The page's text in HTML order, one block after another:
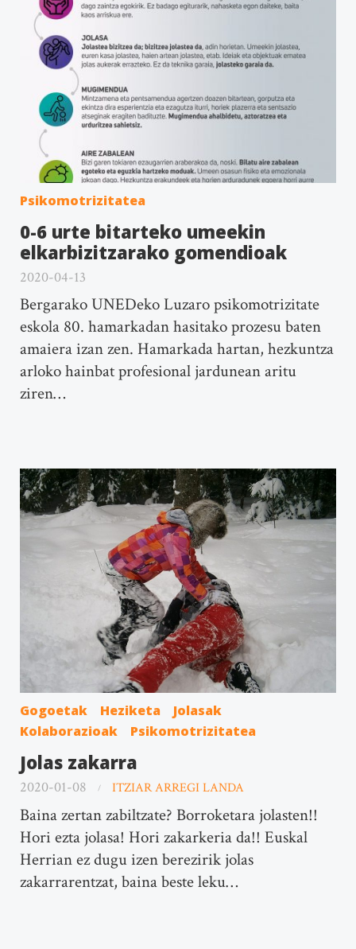
Psikomotrizitatea
0-6 urte bitarteko umeekin
elkarbizitzarako gomendioak
2020-04-13
Bergarako UNEDeko Luzaro psikomotrizitate
eskola 80. hamarkadan hasitako prozesu baten
amaiera izan zen. Hamarkada hartan, hezkuntza
arloko hainbat profesional jardunean aritu
ziren…
Gogoetak Heziketa
Jolasak
Kolaborazioak
Psikomotrizitatea
Jolas zakarra
2020-01-08 ITZIAR ARREGI LANDA
Baina zertan zabiltzate? Borroketara jolasten!!
Hori ezta jolasa! Hori zakarkeria da!! Euskal
Herrian ez dugu izen berezirik jolas
zakarrarentzat, baina beste leku…